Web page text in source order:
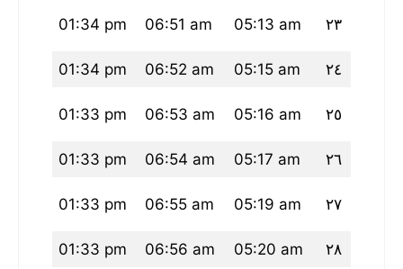
٢٣ 05:13 am
06:51 am
01:34 pm
٢٤ 05:15 am
06:52 am
01:34 pm
٢٥ 05:16 am
06:53 am
01:33 pm
٢٦ 05:17 am
06:54 am
01:33 pm
٢٧ 05:19 am
06:55 am
01:33 pm
٢٨ 05:20 am
06:56 am
01:33 pm